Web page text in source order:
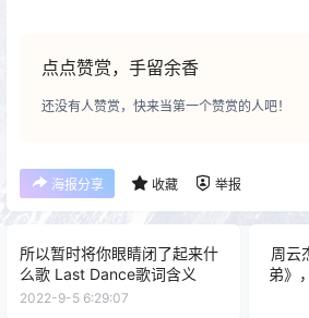
点点赞赏，手留余香
还没有人赞赏，快来当第一个赞赏的人吧！
海报分享 收藏 举报
所以暂时将你眼睛闭了起来什
么歌 Last Dance歌词含义
2022-9-5 6:29:07
周云
弟》